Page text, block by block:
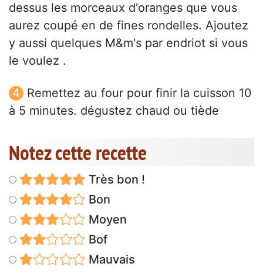
dessus les morceaux d'oranges que vous
aurez coupé en de fines rondelles. Ajoutez
y aussi quelques M&m's par endriot si vous
le voulez .
Remettez au four pour finir la cuisson 10
à 5 minutes. dégustez chaud ou tiède
Notez cette recette
Très bon !
Bon
Moyen
Bof
Mauvais